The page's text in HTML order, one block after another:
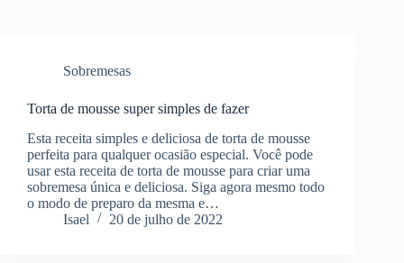
Sobremesas
Torta de mousse super simples de fazer
Esta receita simples e deliciosa de torta de mousse
perfeita para qualquer ocasião especial. Você pode
usar esta receita de torta de mousse para criar uma
sobremesa única e deliciosa. Siga agora mesmo todo
o modo de preparo da mesma e…
Isael
20 de julho de 2022